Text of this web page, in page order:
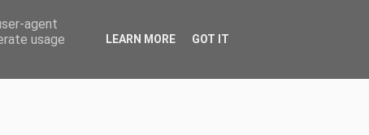
agent
usage
LEARN MORE GOT IT